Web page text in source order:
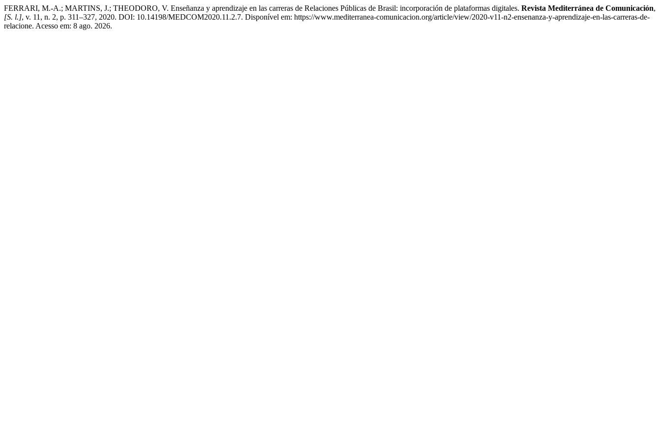
FERRARI, M.-A.; MARTINS, J.; THEODORO, V. Enseñanza y aprendizaje en las carreras de Relaciones Públicas de Brasil: incorporación de plataformas digitales. Revista Mediterránea de Comunicación,
[S. l.], v. 11, n. 2, p. 311–327, 2020. DOI: 10.14198/MEDCOM2020.11.2.7. Disponível em: https://www.mediterranea-comunicacion.org/article/view/2020-v11-n2-ensenanza-y-aprendizaje-en-las-carreras-de-
relacione. Acesso em: 8 ago. 2026.